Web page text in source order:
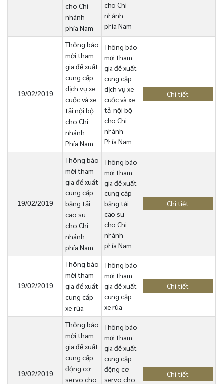
cho Chi
nhánh
phía Nam
cho Chi
nhánh
phía Nam
19/02/2019
Thông báo
mời tham
gia đề xuất
cung cấp
dịch vụ xe
cuốc và xe
tải nội bộ
cho Chi
nhánh
Phía Nam
Thông báo
mời tham
gia đề xuất
cung cấp
dịch vụ xe
cuốc và xe
tải nội bộ
cho Chi
nhánh
Phía Nam
Chi tiết
19/02/2019
Thông báo
mời tham
gia đề xuất
cung cấp
băng tải
cao su
cho Chi
nhánh
phía Nam
Thông báo
mời tham
gia đề xuất
cung cấp
băng tải
cao su
cho Chi
nhánh
phía Nam
Chi tiết
19/02/2019
Thông báo
mời tham
gia đề xuất
cung cấp
xe rùa
Thông báo
mời tham
gia đề xuất
cung cấp
xe rùa
Chi tiết
19/02/2019
Thông báo
mời tham
gia đề xuất
cung cấp
động cơ
servo cho
Thông báo
mời tham
gia đề xuất
cung cấp
động cơ
servo cho
Chi tiết